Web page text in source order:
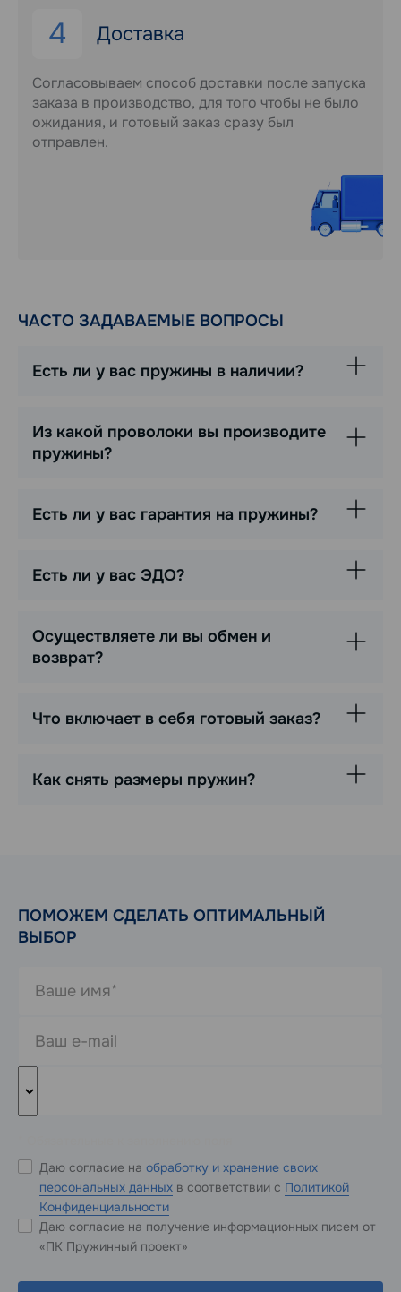
4 Доставка
Согласовываем способ доставки после запуска
заказа в производство, для того чтобы не было
ожидания, и готовый заказ сразу был
отправлен.
ЧАСТО ЗАДАВАЕМЫЕ ВОПРОСЫ
Есть ли у вас пружины в наличии?
Из какой проволоки вы производите
пружины?
Есть ли у вас гарантия на пружины?
Есть ли у вас ЭДО?
Осуществляете ли вы обмен и
возврат?
Что включает в себя готовый заказ?
Как снять размеры пружин?
ПОМОЖЕМ СДЕЛАТЬ ОПТИМАЛЬНЫЙ
ВЫБОР
Даю согласие на обработку и хранение своих
персональных данных в соответствии с Политикой
Конфиденциальности
Даю согласие на получение информационных писем от
«ПК Пружинный проект»